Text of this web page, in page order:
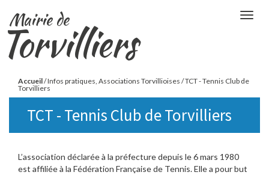
contenu
principal
Mairie de
Torvilliers
Vous
êtes
Accueil/Infos pratiques, Associations Torvillioises /TCT - Tennis Club de
Torvilliers
TCT - Tennis Club de Torvilliers
L’association déclarée à la préfecture depuis le 6 mars 1980
est affiliée à la Fédération Française de Tennis. Elle a pour but